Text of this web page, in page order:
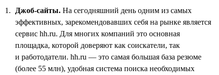
Джоб-сайты. На сегодняшний день одним из самых
эффективных, зарекомендовавших себя на рынке является
сервис hh.ru. Для многих компаний это основная
площадка, которой доверяют как соискатели, так
и работодатели. hh.ru — это самая большая база резюме
(более 55 млн), удобная система поиска необходимых